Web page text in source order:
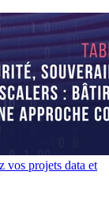
vos projets data et